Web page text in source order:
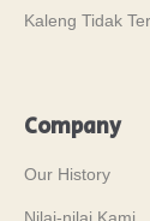
Kaleng Tidak
Company
Our History